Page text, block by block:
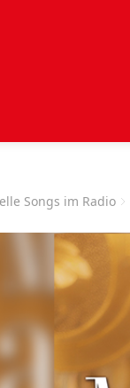
Songs im Radio